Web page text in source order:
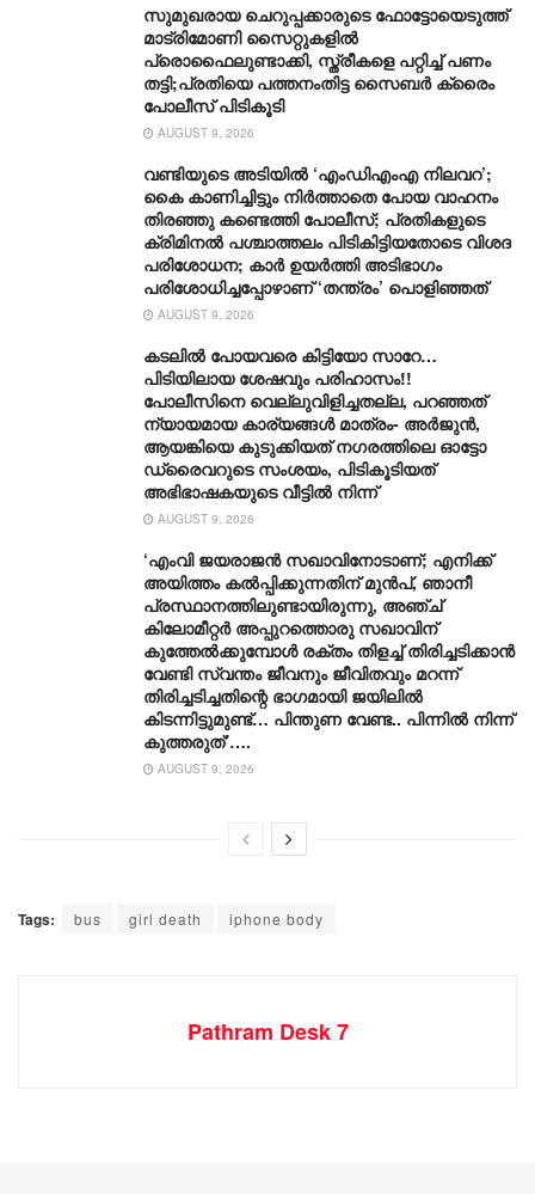
സുമുഖരായ ചെറുപ്പക്കാരുടെ ഫോട്ടോയെടുത്ത്
മാട്രിമോണി സൈറ്റുകളിൽ
പ്രൊഫൈലുണ്ടാക്കി, സ്ത്രീകളെ പറ്റിച്ച് പണം
തട്ടി;പ്രതിയെ പത്തനംതിട്ട സൈബർ ക്രൈം
പോലീസ് പിടികൂടി
AUGUST 9, 2026
വണ്ടിയുടെ അടിയിൽ ‘എംഡിഎംഎ നിലവറ’;
കൈ കാണിച്ചിട്ടും നിർത്താതെ പോയ വാഹനം
തിരഞ്ഞു കണ്ടെത്തി പോലീസ്; പ്രതികളുടെ
ക്രിമിനൽ പശ്ചാത്തലം പിടികിട്ടിയതോടെ വിശദ
പരിശോധന; കാർ ഉയർത്തി അടിഭാഗം
പരിശോധിച്ചപ്പോഴാണ് ‘തന്ത്രം’ പൊളിഞ്ഞത്
AUGUST 9, 2026
കടലിൽ പോയവരെ കിട്ടിയോ സാറേ…
പിടിയിലായ ശേഷവും പരിഹാസം!!
പോലീസിനെ വെല്ലുവിളിച്ചതല്ല, പറഞ്ഞത്
ന്യായമായ കാര്യങ്ങൾ മാത്രം- അർജുൻ,
ആയങ്കിയെ കുടുക്കിയത് ന​ഗരത്തിലെ ഓട്ടോ
ഡ്രൈവറുടെ സംശയം, പിടികൂടിയത്
അഭിഭാഷകയുടെ വീട്ടിൽ നിന്ന്
AUGUST 9, 2026
‘എംവി ജയരാജൻ സഖാവിനോടാണ്; എനിക്ക്
അയിത്തം കൽപ്പിക്കുന്നതിന് മുൻപ്, ഞാനീ
പ്രസ്ഥാനത്തിലുണ്ടായിരുന്നു, അഞ്ച്
കിലോമീറ്റർ അപ്പുറത്തൊരു സഖാവിന്
കുത്തേൽക്കുമ്പോൾ രക്തം തിളച്ച് തിരിച്ചടിക്കാൻ
വേണ്ടി സ്വന്തം ജീവനും ജീവിതവും മറന്ന്
തിരിച്ചടിച്ചതിന്റെ ഭാഗമായി ജയിലിൽ
കിടന്നിട്ടുമുണ്ട്… പിന്തുണ വേണ്ട.. പിന്നിൽ നിന്ന്
കുത്തരുത്’….
AUGUST 9, 2026
Tags: bus girl death iphone body
Pathram Desk 7